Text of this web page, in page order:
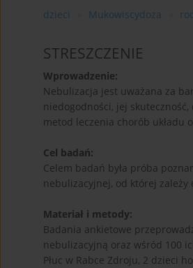
dzieci Mukowiscydoza
STRESZCZENIE
Wprowadzenie:
Nebulizacja jest uważana za
niedogodności, jej
metod leczenia chorób układu
Cel badań:
Celem badań była próba
nebulizacyjnej, od której zależy
Materiał i metody:
Badania ankietowe
nebulizacyjną oraz wśród 100
Płuc w Rabce Zdroju, 2 dzieci